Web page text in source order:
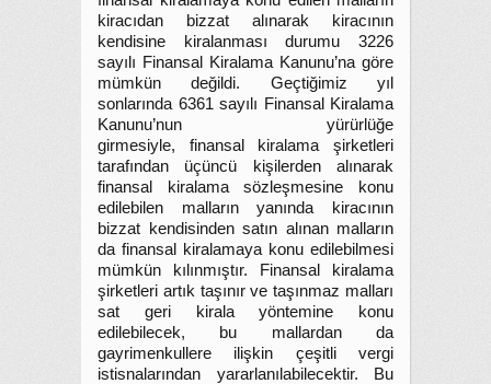
kiracıdan bizzat alınarak kiracının
kendisine kiralanması durumu 3226
sayılı Finansal Kiralama Kanunu’na göre
mümkün değildi. Geçtiğimiz yıl
sonlarında 6361 sayılı Finansal Kiralama
Kanunu’nun yürürlüğe
girmesiyle, finansal kiralama şirketleri
tarafından üçüncü kişilerden alınarak
finansal kiralama sözleşmesine konu
edilebilen malların yanında kiracının
bizzat kendisinden satın alınan malların
da finansal kiralamaya konu edilebilmesi
mümkün kılınmıştır. Finansal kiralama
şirketleri artık taşınır ve taşınmaz malları
sat geri kirala yöntemine konu
edilebilecek, bu mallardan da
gayrimenkullere ilişkin çeşitli vergi
istisnalarından yararlanılabilecektir. Bu